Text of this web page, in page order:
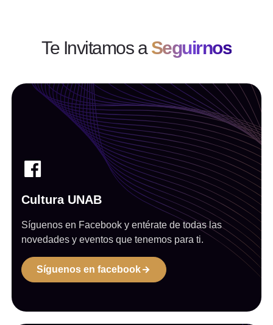
Te Invitamos aSeguirnos
Cultura UNAB
Síguenos en Facebook y entérate de todas las
novedades y eventos que tenemos para ti.
Síguenos en facebook